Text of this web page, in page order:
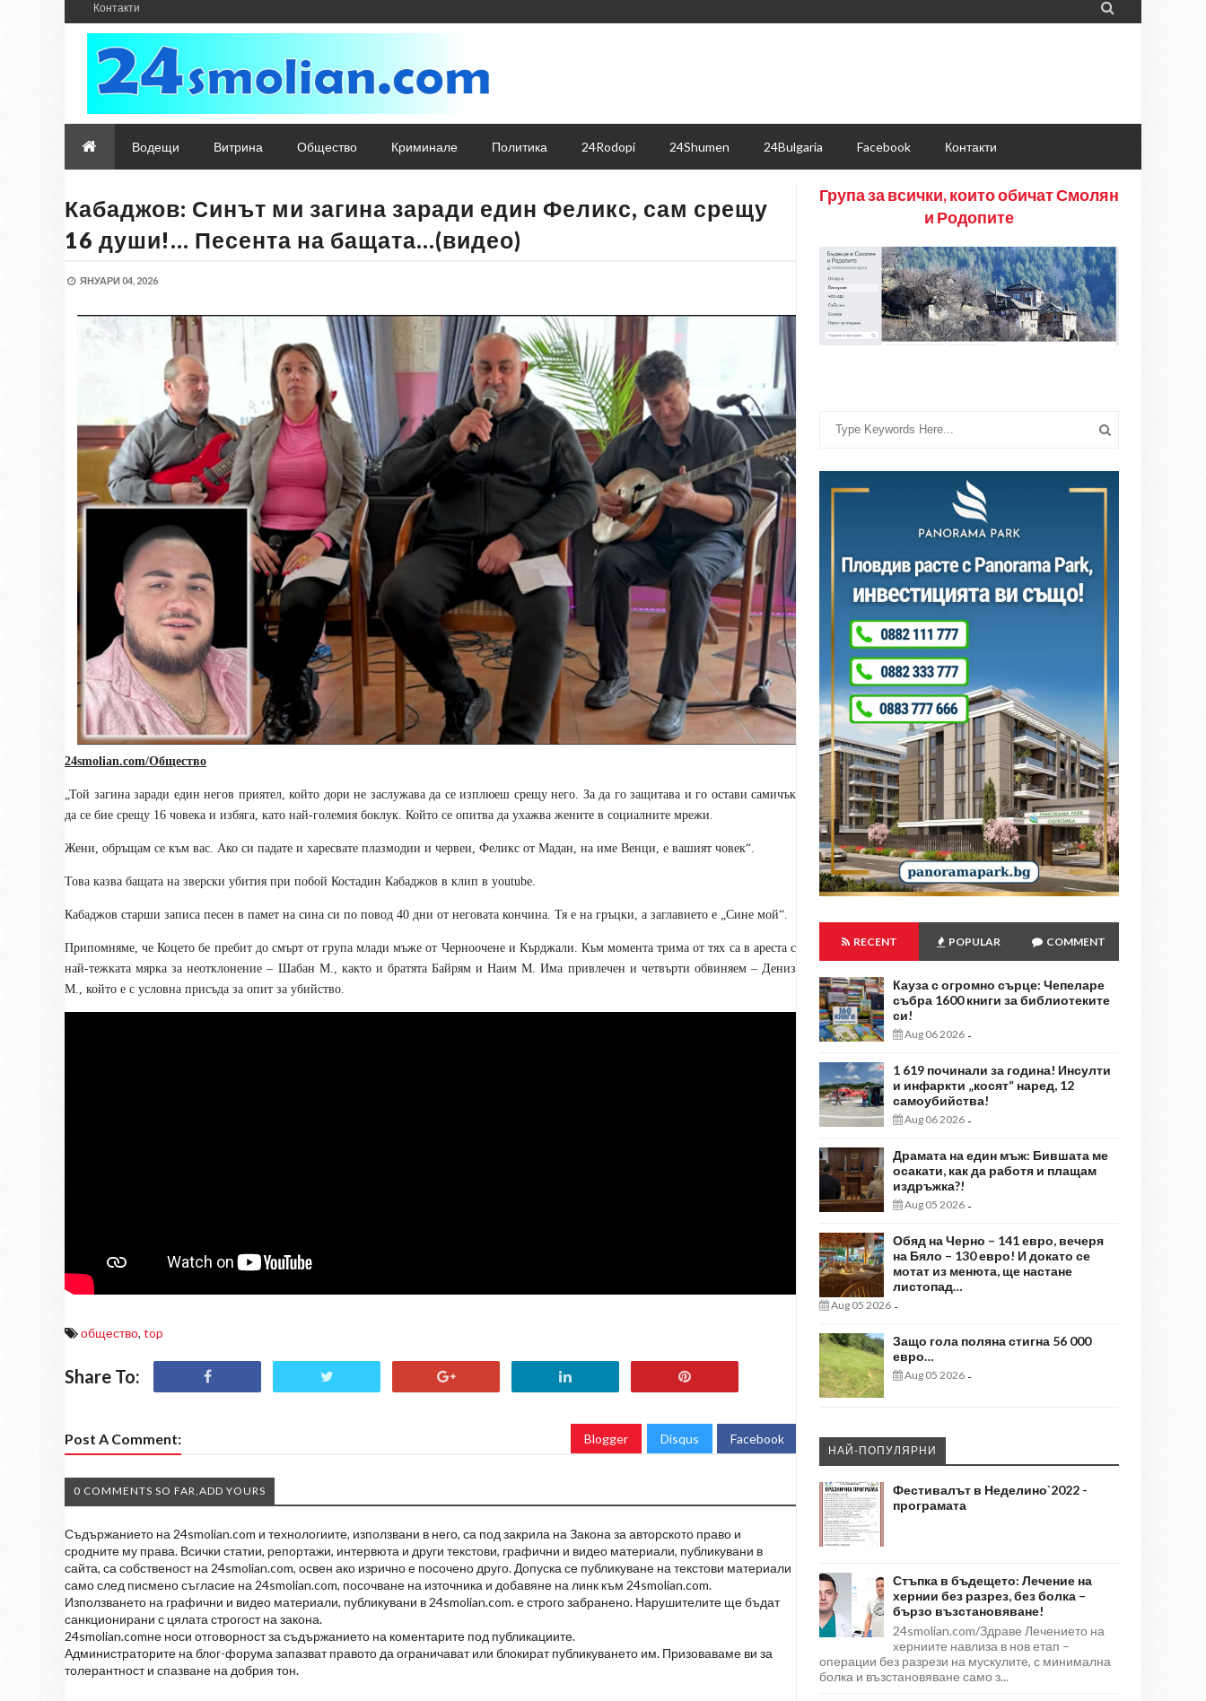
Контакти 
Водещи Витрина Общество Криминале Политика 24Rodopi 24Shumen 24Bulgaria Facebook Контакти
Кабаджов: Синът ми загина заради един Феликс, сам срещу
16 души!... Песента на бащата…(видео)
ЯНУАРИ 04, 2026
24smolian.com/Общество
„Той загина заради един негов приятел, който дори не заслужава да се изплюеш срещу него. За да го защитава и го остави самичък
да се бие срещу 16 човека и избяга, като най-големия боклук. Който се опитва да ухажва жените в социалните мрежи.
Жени, обръщам се към вас. Ако си падате и харесвате плазмодии и червеи, Феликс от Мадан, на име Венци, е вашият човек“.
Това казва бащата на зверски убития при побой Костадин Кабаджов в клип в youtube
Кабаджов старши записа песен в памет на сина си по повод 40 дни от неговата кончина. Тя е на гръцки, а заглавието е „Сине мой“.
Припомняме, че Коцето бе пребит до смърт от група млади мъже от Черноочене и Кърджали. Към момента трима от тях са в ареста с
най-тежката мярка за неотклонение – Шабан М., както и братята Байрям и Наим М. Има привлечен и четвърти обвиняем – Дениз
М., който е с условна присъда за опит за убийство.
общество, top
Share To:
Post A Comment: Blogger Disqus Facebook
0 COMMENTS SO FAR,ADD YOURS
Съдържанието на 24smolian.com и технологиите, използвани в него, са под закрила на Закона за авторското право и
сродните му права. Всички статии, репортажи, интервюта и други текстови, графични и видео материали, публикувани в
сайта, са собственост на 24smolian.com, освен ако изрично е посочено друго. Допуска се публикуване на текстови материали
само след писмено съгласие на 24smolian.com, посочване на източника и добавяне на линк към 24smolian.com.
Използването на графични и видео материали, публикувани в 24smolian.com. е строго забранено. Нарушителите ще бъдат
санкционирани с цялата строгост на закона.
24smolian.comне носи отговорност за съдържанието на коментарите под публикациите.
Администраторите на блог-форума запазват правото да ограничават или блокират публикуването им. Призоваваме ви за
толерантност и спазване на добрия тон.
Група за всички, които обичат Смолян
и Родопите
RECENT POPULAR COMMENT
Кауза с огромно сърце: Чепеларе
събра 1600 книги за библиотеките
си!
Aug 06 2026 -
1 619 починали за година! Инсулти
и инфаркти „косят“ наред, 12
самоубийства!
Aug 06 2026 -
Драмата на един мъж: Бившата ме
осакати, как да работя и плащам
издръжка?!
Aug 05 2026 -
Обяд на Черно – 141 евро, вечеря
на Бяло – 130 евро! И докато се
мотат из менюта, ще настане
листопад…
Aug 05 2026 -
Защо гола поляна стигна 56 000
евро…
Aug 05 2026 -
НАЙ-ПОПУЛЯРНИ
Фестивалът в Неделино`2022 -
програмата
Стъпка в бъдещето: Лечение на
хернии без разрез, без болка –
бързо възстановяване!
24smolian.com/Здраве Лечението на
херниите навлиза в нов етап –
операции без разрези на мускулите, с минимална
болка и възстановяване само з...